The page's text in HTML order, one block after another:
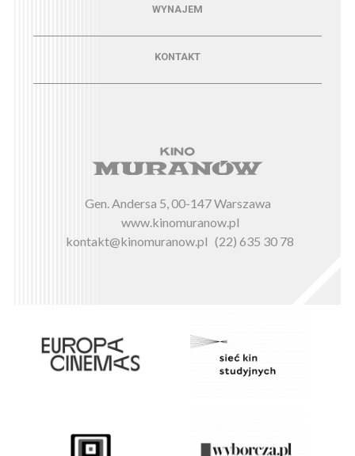
Menu - wynajemWYNAJEM
KONTAKT
Gen. Andersa 5, 00-147 Warszawa
www.kinomuranow.pl
kontakt@kinomuranow.pl (22) 635 30 78